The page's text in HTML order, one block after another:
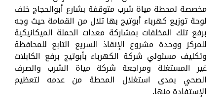
مخصصة لمحطة مياة شرب متوقفة بشارع أبوالحجاج خلف
لوحة توزيع كهرباء أبوتيج بها تلال من القمامة حيث وجه
برفع تلك المخلفات بمشاركة معدات الحملة الميكانيكية
للمركز ووحدة مشروع الإنقاذ السريع التابع للمحافظة
وتكليف مسئولي شركة الكهرباء بأبوتيج برفع الكابلات
غير المستغلة ومراجعة شركة مياة الشرب والصرف
الصحي بمدى استغلال المحطة من عدمه لتعظيم
الإستفادة منها.